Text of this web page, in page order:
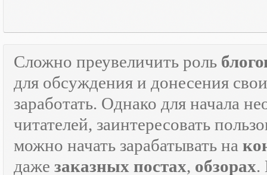
Сложно преувеличить роль
для обсуждения и донесения
заработать. Однако для начала
читателей, заинтересовать
можно начать зарабатывать на
даже заказных постах, обзорах.